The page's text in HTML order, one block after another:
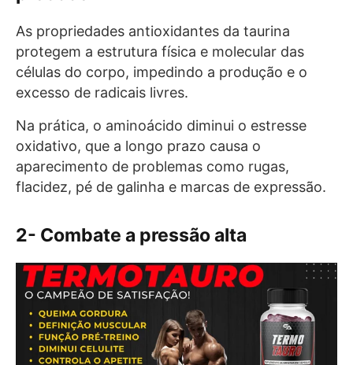
As propriedades antioxidantes da taurina
protegem a estrutura física e molecular das
células do corpo, impedindo a produção e o
excesso de radicais livres.
Na prática, o aminoácido diminui o estresse
oxidativo, que a longo prazo causa o
aparecimento de problemas como rugas,
flacidez, pé de galinha e marcas de expressão.
2- Combate a pressão alta